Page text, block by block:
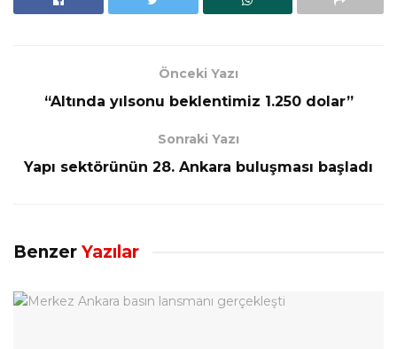
Önceki Yazı
“Altında yılsonu beklentimiz 1.250 dolar”
Sonraki Yazı
Yapı sektörünün 28. Ankara buluşması başladı
Benzer Yazılar